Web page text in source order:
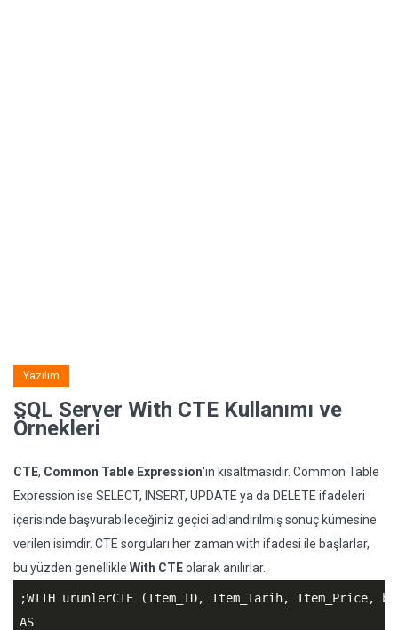
Yazılım
SQL Server With CTE Kullanımı ve
Örnekleri
CTE, Common Table Expression'ın kısaltmasıdır. Common Table
Expression ise SELECT, INSERT, UPDATE ya da DELETE ifadeleri
içerisinde başvurabileceğiniz geçici adlandırılmış sonuç kümesine
verilen isimdir. CTE sorguları her zaman with ifadesi ile başlarlar,
bu yüzden genellikle With CTEolarak anılırlar.
;WITH urunlerCTE (Item_ID, Item_Tarih, Item_Price,
AS